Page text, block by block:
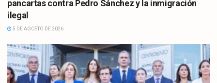
pancartas contra Pedro Sánchez y la inmigración
ilegal
5 DE AGOSTO DE 2026